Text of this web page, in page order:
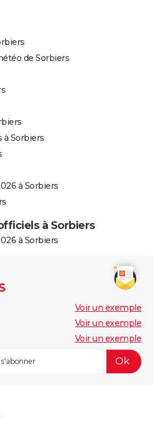
de Sorbiers
Sorbiers
à Sorbiers
à Sorbiers
à Sorbiers
Voir un exemple
Voir un exemple
Voir un exemple